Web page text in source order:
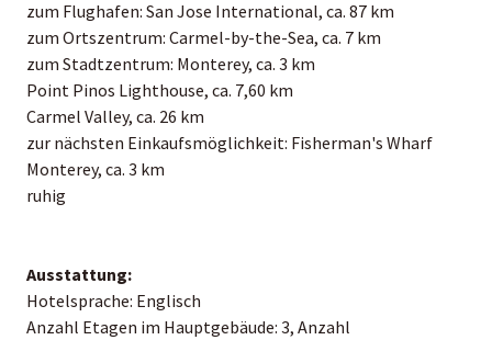
zum Flughafen: San Jose International, ca. 87 km
zum Ortszentrum: Carmel-by-the-Sea, ca. 7 km
zum Stadtzentrum: Monterey, ca. 3 km
Point Pinos Lighthouse, ca. 7,60 km
Carmel Valley, ca. 26 km
zur nächsten Einkaufsmöglichkeit: Fisherman's Wharf
Monterey, ca. 3 km
ruhig
Ausstattung:
Hotelsprache: Englisch
Anzahl Etagen im Hauptgebäude: 3, Anzahl